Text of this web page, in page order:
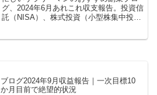
グ、2024年6月あれこれ収支報告。投資信
託（NISA）、株式投資（小型株集中投
ブログ2024年9月収益報告｜一次目標10
か月目前で絶望的状況